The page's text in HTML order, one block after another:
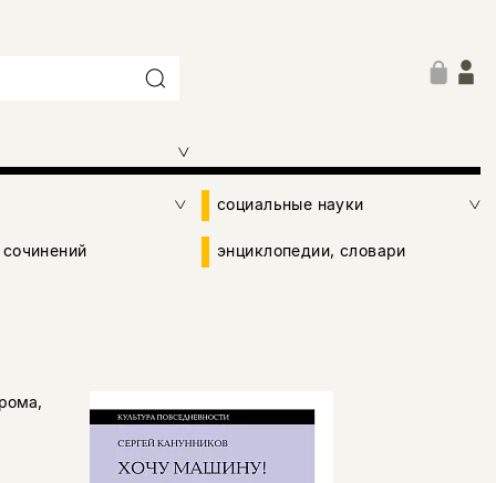
социальные науки
энциклопедии, словари